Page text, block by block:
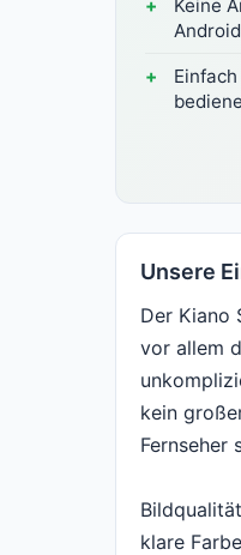
Keine
Unsere
Der Kiano
vor allem
kein
Fernseher
klare